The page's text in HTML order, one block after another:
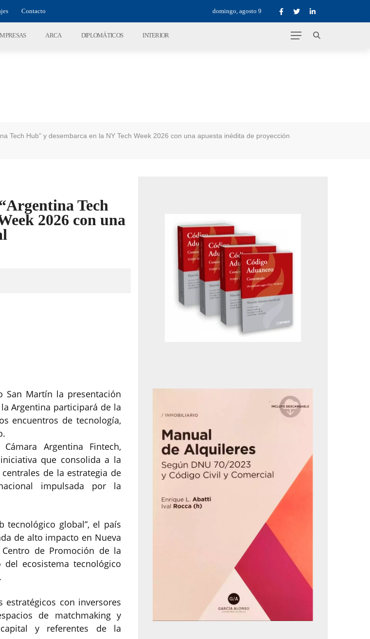
Contacto domingo, agosto 9
ARCA DIPLOMÁTICOS INTERIOR
Tech Hub” y desembarca en la NY Tech Week 2026 con una apuesta inédita de proyección
Tech
2026 con una
San Martín la presentación
Argentina participará de la
encuentros de tecnología,
Argentina Fintech,
iniciativa que consolida a la
de la estrategia de
impulsada por la
tecnológico global”, el país
de alto impacto en Nueva
de Promoción de la
ecosistema tecnológico
estratégicos con inversores
de matchmaking y
y referentes de la